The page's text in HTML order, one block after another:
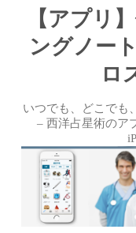
【アプリ
ングノー
ロ
いつでも、どこでも
– 西洋占星術のア